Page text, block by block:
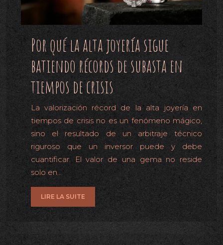
Por qué la alta joyería sigue
batiendo récords de subasta en
tiempos de crisis
La valorización récord de la alta joyería en
tiempos de crisis no es un fenómeno mágico,
sino el resultado de un arbitraje técnico
riguroso que un inversor puede y debe
cuantificar. El valor de una gema no reside
solo en…
LIRE LA SUITE